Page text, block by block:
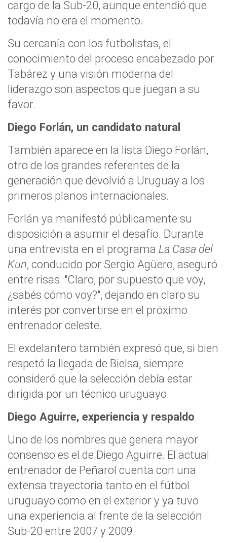
cargo de la Sub-20, aunque entendió que
todavía no era el momento.
Su cercanía con los futbolistas, el
conocimiento del proceso encabezado por
Tabárez y una visión moderna del
liderazgo son aspectos que juegan a su
favor.
Diego Forlán, un candidato natural
También aparece en la lista Diego Forlán,
otro de los grandes referentes de la
generación que devolvió a Uruguay a los
primeros planos internacionales.
Forlán ya manifestó públicamente su
disposición a asumir el desafío. Durante
una entrevista en el programa La Casa del
Kun, conducido por Sergio Agüero, aseguró
entre risas: "Claro, por supuesto que voy,
¿sabés cómo voy?", dejando en claro su
interés por convertirse en el próximo
entrenador celeste.
El exdelantero también expresó que, si bien
respetó la llegada de Bielsa, siempre
consideró que la selección debía estar
dirigida por un técnico uruguayo.
Diego Aguirre, experiencia y respaldo
Uno de los nombres que genera mayor
consenso es el de Diego Aguirre. El actual
entrenador de Peñarol cuenta con una
extensa trayectoria tanto en el fútbol
uruguayo como en el exterior y ya tuvo
una experiencia al frente de la selección
Sub-20 entre 2007 y 2009.